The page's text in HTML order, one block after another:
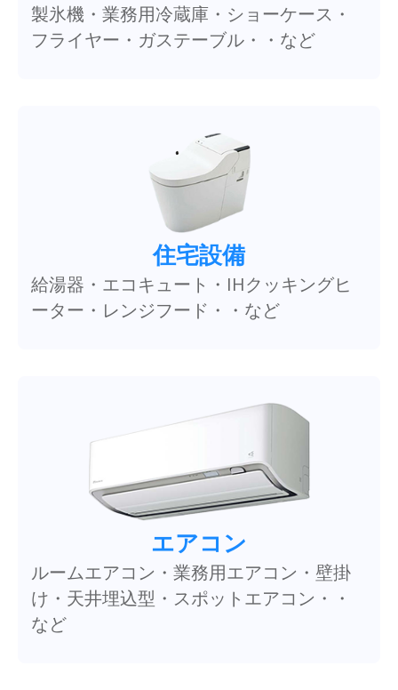
製氷機・業務用冷蔵庫・ショーケース・
フライヤー・ガステーブル・・など
住宅設備
給湯器・エコキュート・IHクッキングヒ
ーター・レンジフード・・など
エアコン
ルームエアコン・業務用エアコン・壁掛
け・天井埋込型・スポットエアコン・・
など